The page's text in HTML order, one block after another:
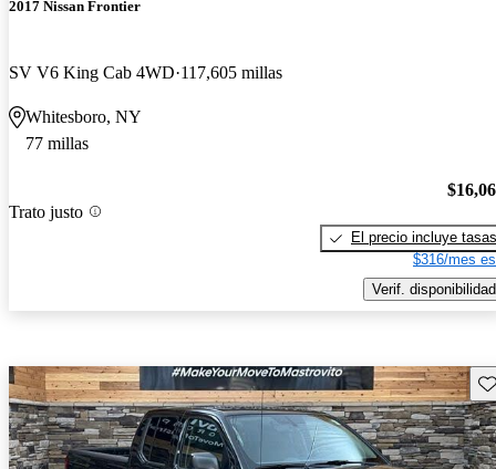
2017 Nissan Frontier
SV V6 King Cab 4WD 117,605 millas
Whitesboro, NY
77 millas
Trato justo
El precio incluye tasas
$316/mes
Verif. disponibilidad